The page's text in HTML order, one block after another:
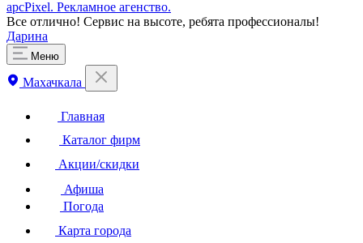
apcPixel. Рекламное агенство.
Все отлично! Сервис на высоте, ребята профессионалы!
Дарина
Меню
Махачкала
Главная
Каталог фирм
Акции/скидки
Афиша
Погода
Карта города